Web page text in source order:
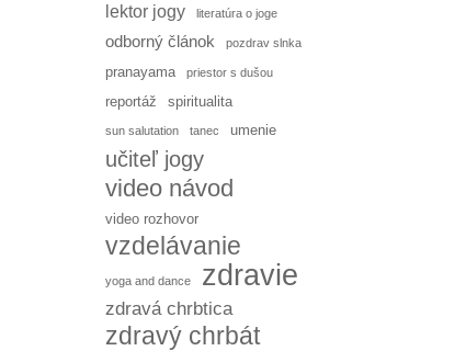
lektor jogy literatúra o joge
odborný článok pozdrav slnka
pranayama priestor s dušou
reportáž spiritualita
sun salutation tanec umenie
učiteľ jogy
video návod
video rozhovor
vzdelávanie
yoga and dance zdravie
zdravá chrbtica
zdravý chrbát